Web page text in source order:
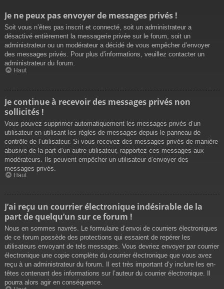
Je ne peux pas envoyer de messages privés !
Soit vous n’êtes pas inscrit et connecté, soit un administrateur a
désactivé entièrement la messagerie privée sur le forum, soit un
administrateur ou un modérateur a décidé de vous empêcher d’envoyer
des messages privés. Pour plus d’informations, veuillez contacter un
administrateur du forum.
Haut
Je continue à recevoir des messages privés non
sollicités !
Vous pouvez supprimer automatiquement les messages privés d’un
utilisateur en utilisant les règles de messages depuis le panneau de
contrôle de l’utilisateur. Si vous recevez des messages privés de manière
abusive de la part d’un autre utilisateur, rapportez ces messages aux
modérateurs. Ils peuvent empêcher un utilisateur d’envoyer des
messages privés.
Haut
J’ai reçu un courrier électronique indésirable de la
part de quelqu’un sur ce forum !
Nous en sommes navrés. Le formulaire d’envoi de courriers électroniques
de ce forum possède des protections qui essaient de repérer les
utilisateurs envoyant de tels messages. Vous devriez envoyer par courrier
électronique une copie complète du courrier électronique que vous avez
reçu à un administrateur du forum. Il est très important d’y inclure les en-
têtes contenant des informations sur l’auteur du courrier électronique. Il
pourra alors agir en conséquence.